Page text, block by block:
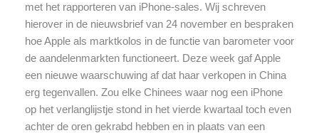
met het rapporteren van iPhone-sales. Wij schreven
hierover in de nieuwsbrief van 24 november en bespraken
hoe Apple als marktkolos in de functie van barometer voor
de aandelenmarkten functioneert. Deze week gaf Apple
een nieuwe waarschuwing af dat haar verkopen in China
erg tegenvallen. Zou elke Chinees waar nog een iPhone
op het verlanglijstje stond in het vierde kwartaal toch even
achter de oren gekrabd hebben en in plaats van een